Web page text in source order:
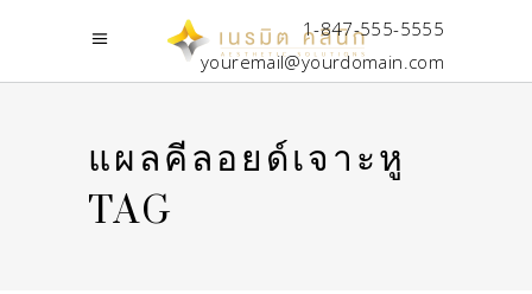
1-847-555-5555
youremail@yourdomain.com
แผลคีลอยด์เจาะหู
TAG